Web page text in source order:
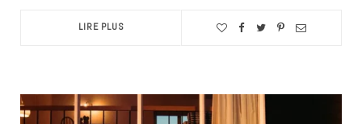
LIRE PLUS